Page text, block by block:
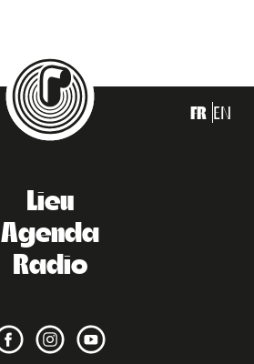
FR EN
Lieu
Agenda
Radio